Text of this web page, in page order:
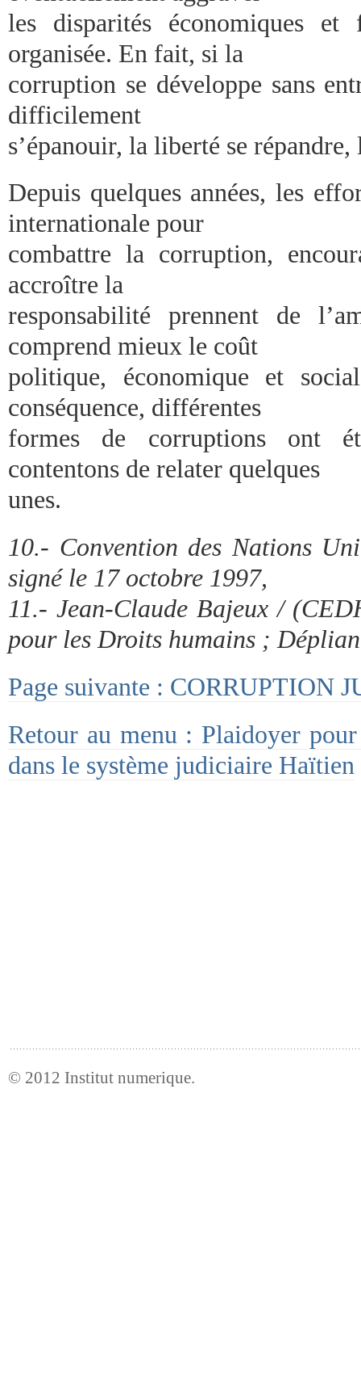
les disparités économiques
organisée. En fait, si la
corruption se développe sans
difficilement
s’épanouir, la liberté se
Depuis quelques années, les
internationale pour
combattre la corruption,
accroître la
responsabilité prennent de
comprend mieux le coût
politique, économique et
conséquence, différentes
formes de corruptions ont
contentons de relater quelques
unes.
10.- Convention des Nations
signé le 17 octobre 1997,
11.- Jean-Claude Bajeux /
pour les Droits humains ;
Page suivante : CORRUPTION
Retour au menu : Plaidoyer
dans le système judiciaire Haïtien
© 2012 Institut numerique.